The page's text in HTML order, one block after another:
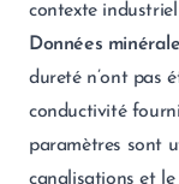
contexte
Données
dureté n’ont pas
conductivité
paramètres sont
canalisations et